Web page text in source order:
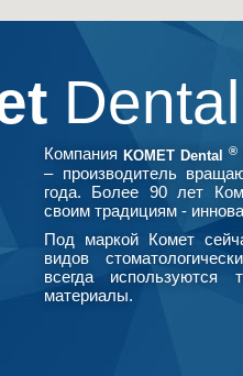
Компания KOMET Dental ®
– производитель
года. Более 90 лет
своим традициям -
Под маркой Комет
видов
всегда используются
материалы.